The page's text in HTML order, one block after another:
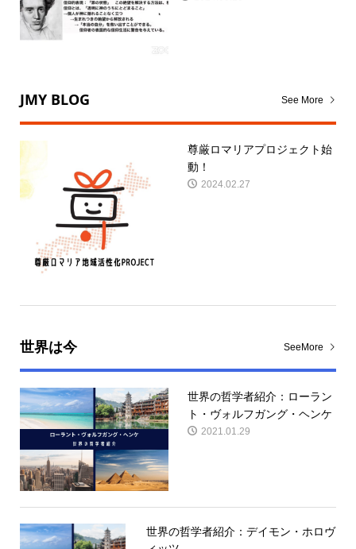
JMY BLOG See More
尊厳ロマリアプロジェクト始
動！
2024.02.27
世界は今 SeeMore
世界の哲学者紹介：ローラン
ト・ヴォルフガング・ヘンケ
2021.01.29
世界の哲学者紹介：デイモン・ホロヴ